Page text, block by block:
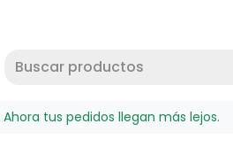
Ahora tus pedidos llegan más lejos.